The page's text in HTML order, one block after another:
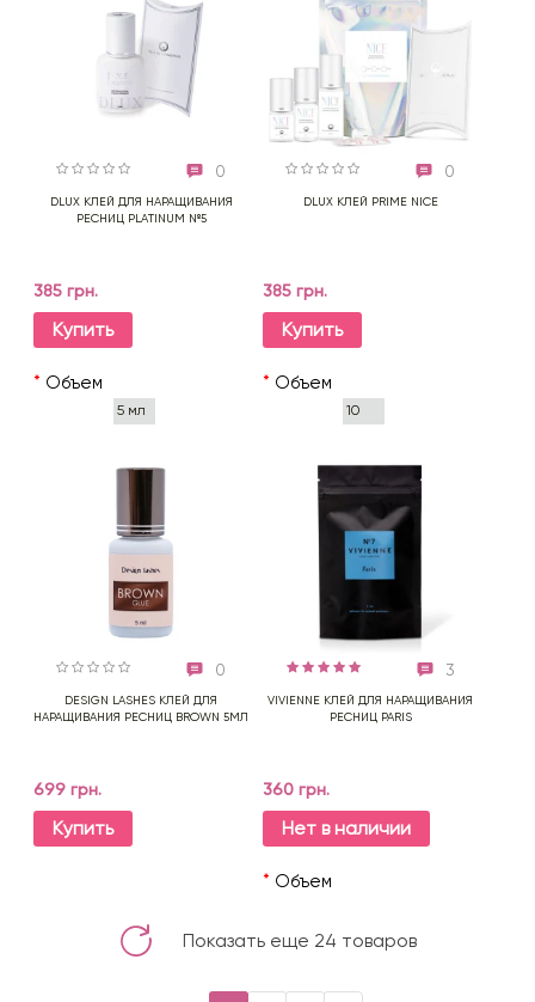
0
DLUX КЛЕЙ ДЛЯ НАРАЩИВАНИЯ
РЕСНИЦ PLATINUM №5
385 грн.
Купить
* Объем
5 мл
0
DLUX КЛЕЙ PRIME NICE
385 грн.
Купить
* Объем
10
мл
0
DESIGN LASHES КЛЕЙ ДЛЯ
НАРАЩИВАНИЯ РЕСНИЦ BROWN 5МЛ
699 грн.
Купить
3
VIVIENNE КЛЕЙ ДЛЯ НАРАЩИВАНИЯ
РЕСНИЦ PARIS
360 грн.
Нет в наличии
* Объем
Показать еще 24 товаров